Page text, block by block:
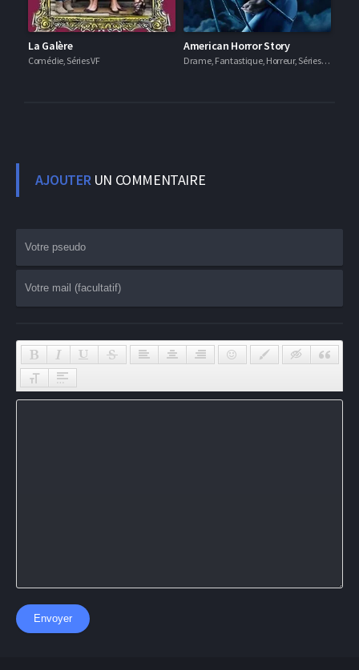
La Galère
Comédie, Séries VF
American Horror Story
Drame, Fantastique, Horreur, Séries VF
AJOUTERUN COMMENTAIRE
Envoyer